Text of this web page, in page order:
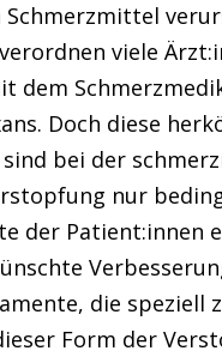
Schmerzmittel
viele
dem
Doch diese
bei der
nur
der Patient:innen
die speziell
Form der